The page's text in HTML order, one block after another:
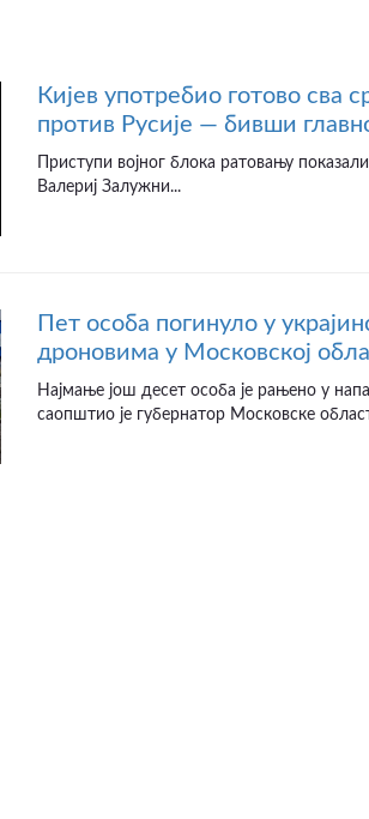
Кијев употребио готово сва
против Русије — бивши
Приступи војног блока ратовању
Валериј Залужни...
Пет особа погинуло у
дроновима у Московској
Најмање још десет особа је рањено у
саопштио је губернатор Московске